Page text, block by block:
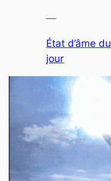
—
État d’âme du
jour